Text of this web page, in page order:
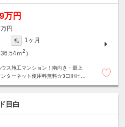
万円
円
礼
1ヶ月
ｍ2 ）
ス施工マンション！南向き・最上
ターネット使用料無料☆3口IHヒー
目白